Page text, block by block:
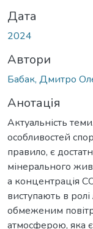
Дата
2024
Автори
Бабак, Дмитро
Анотація
Актуальність
особливостей
правило, є
мінерального
а концентрація
виступають в
обмеженим
атмосферою, яка